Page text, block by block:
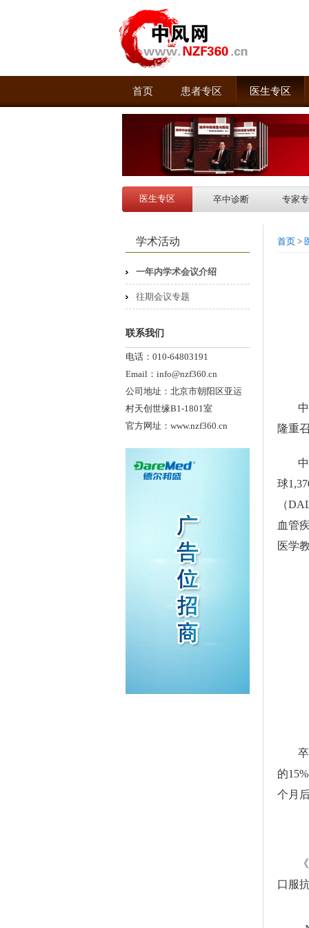
首页 患者专区 医生专区
医生专区 卒中诊断 专家
学术活动
一年内学术会议介绍
往期会议专题
联系我们
电话：010-64803191
Email：info@nzf360.cn
公司地址：北京市朝阳区亚运
村天创世缘B1-1801室
官方网址：www.nzf360.cn
首页 >
隆重
球
（
血管
医学
的
个月
口服